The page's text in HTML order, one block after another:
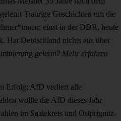
Traurige Geschichten um die
einst in der DDR, heute
Hat Deutschland nichts aus über
gelernt? Mehr erfahren
Erfolg: AfD verliert alle
wollte die AfD dieses Jahr
im Saalekreis und Ostprignitz-